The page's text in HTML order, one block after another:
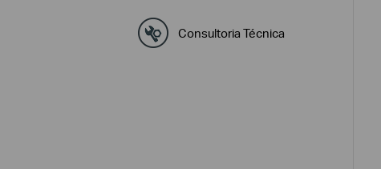
Consultoria Técnica